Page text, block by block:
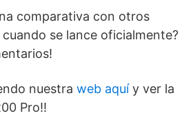
comparativa con otros
se lance oficialmente?
nuestra web aquíy ver la
Pro!!